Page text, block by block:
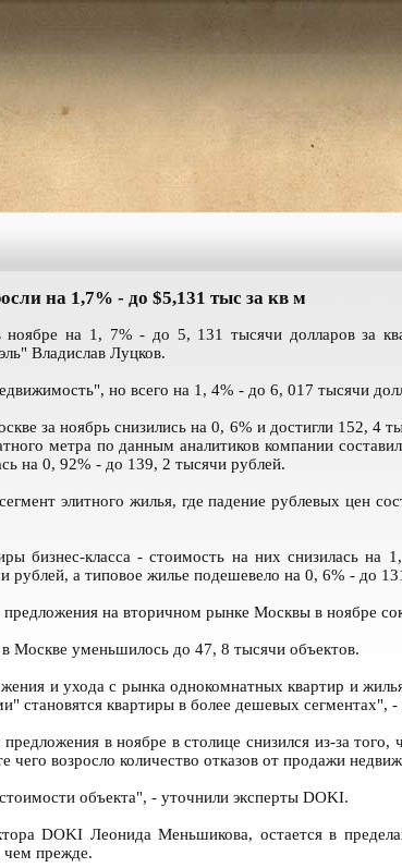
на 1,7% - до $5,131 тыс за кв м
на 1, 7% - до 5, 131 тысячи долларов за
Владислав Луцков.
но всего на 1, 4% - до 6, 017 тысячи
за ноябрь снизились на 0, 6% и достигли 152, 4
метра по данным аналитиков компании
на 0, 92% - до 139, 2 тысячи рублей.
элитного жилья, где падение рублевых цен
бизнес-класса - стоимость на них снизилась
рублей, а типовое жилье подешевело на 0, 6% - до
на вторичном рынке Москвы в ноябре
Москве уменьшилось до 47, 8 тысячи объектов.
и ухода с рынка однокомнатных квартир и
становятся квартиры в более дешевых сегментах", -
в ноябре в столице снизился из-за
чего возросло количество отказов от продажи
объекта", - уточнили эксперты DOKI.
DOKI Леонида Меньшикова, остается в
чем прежде.